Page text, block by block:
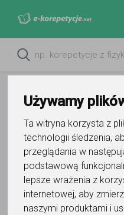
Używamy
Ta witryna korzysta z
technologii śledzenia,
przeglądania w
podstawową
lepsze wrażenia z
internetowej, aby
naszymi produktami i
Do ulubionych
Oznacz wystąpienie